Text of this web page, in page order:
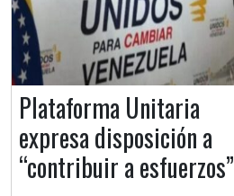
Plataforma Unitaria
expresa disposición a
“contribuir a esfuerzos”